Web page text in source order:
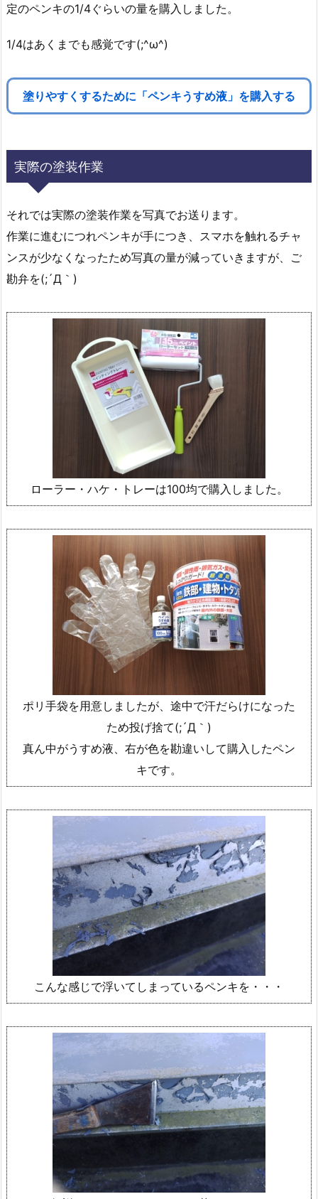
定のペンキの1/4ぐらいの量を購入しました。
1/4はあくまでも感覚です(;^ω^)
塗りやすくするために「ペンキうすめ液」を購入する
実際の塗装作業
それでは実際の塗装作業を写真でお送ります。
作業に進むにつれペンキが手につき、スマホを触れるチャ
ンスが少なくなったため写真の量が減っていきますが、ご
勘弁を(;´Д｀)
ローラー・ハケ・トレーは100均で購入しました。
ポリ手袋を用意しましたが、途中で汗だらけになった
ため投げ捨て(;´Д｀)
真ん中がうすめ液、右が色を勘違いして購入したペン
キです。
こんな感じで浮いてしまっているペンキを・・・